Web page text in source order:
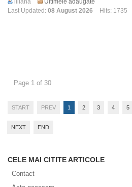
liliana
Ultimele adaugate
Last Updated: 08 August 2026 Hits: 1735
Page 1 of 30
START PREV 1 2 3 4 5
NEXT END
CELE MAI CITITE ARTICOLE
Contact